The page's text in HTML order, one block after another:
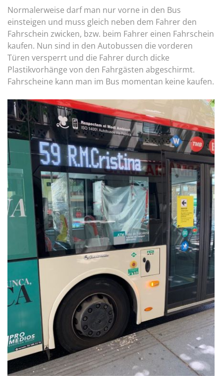
Normalerweise darf man nur vorne in den Bus
einsteigen und muss gleich neben dem Fahrer den
Fahrschein zwicken, bzw. beim Fahrer einen Fahrschein
kaufen. Nun sind in den Autobussen die vorderen
Türen versperrt und die Fahrer durch dicke
Plastikvorhänge von den Fahrgästen abgeschirmt.
Fahrscheine kann man im Bus momentan keine kaufen.